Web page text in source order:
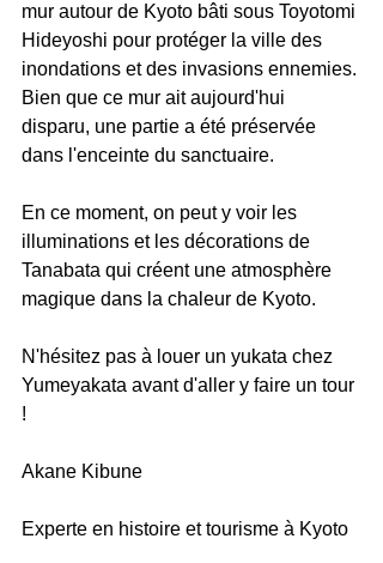
mur autour de Kyoto bâti sous Toyotomi
Hideyoshi pour protéger la ville des
inondations et des invasions ennemies.
Bien que ce mur ait aujourd'hui
disparu, une partie a été préservée
dans l'enceinte du sanctuaire.
En ce moment, on peut y voir les
illuminations et les décorations de
Tanabata qui créent une atmosphère
magique dans la chaleur de Kyoto.
N'hésitez pas à louer un yukata chez
Yumeyakata avant d'aller y faire un tour
!
Akane Kibune
Experte en histoire et tourisme à Kyoto